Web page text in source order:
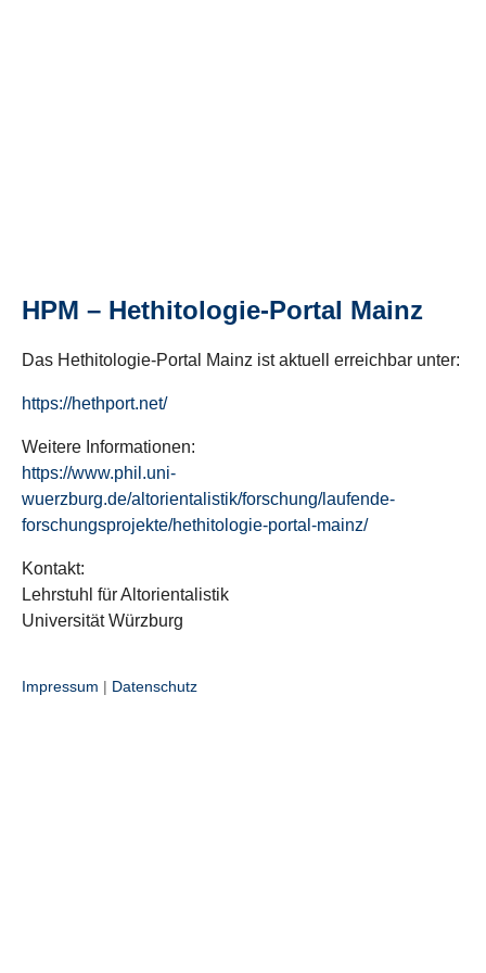
HPM – Hethitologie-Portal Mainz
Das Hethitologie-Portal Mainz ist aktuell erreichbar unter:
https://hethport.net/
Weitere Informationen:
https://www.phil.uni-
wuerzburg.de/altorientalistik/forschung/laufende-
forschungsprojekte/hethitologie-portal-mainz/
Kontakt:
Lehrstuhl für Altorientalistik
Universität Würzburg
Impressum | Datenschutz